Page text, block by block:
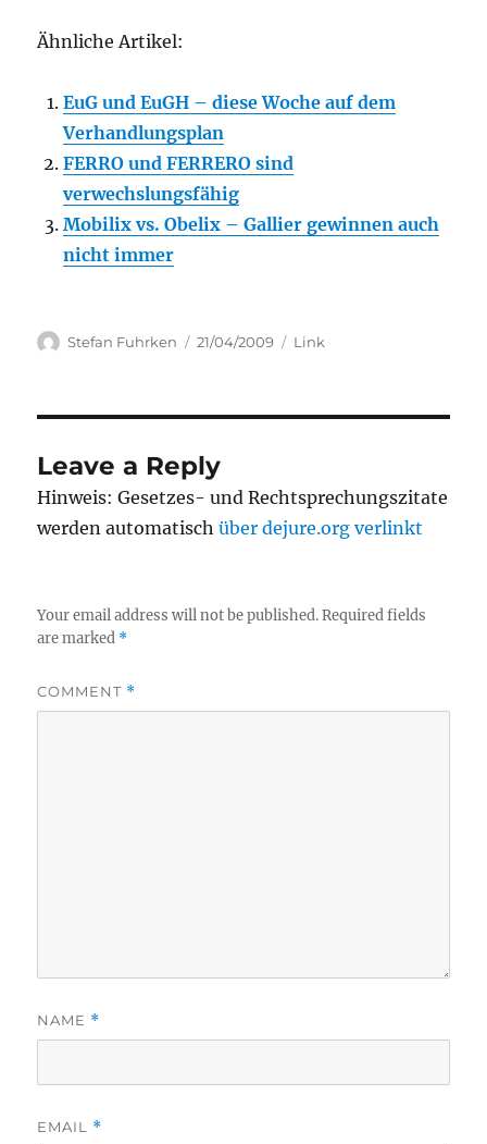
Ähnliche Artikel:
EuG und EuGH – diese Woche auf dem
Verhandlungsplan
FERRO und FERRERO sind
verwechslungsfähig
Mobilix vs. Obelix – Gallier gewinnen auch
nicht immer
Author
Stefan Fuhrken
Posted
21/04/2009 Categories
Link
Leave a Reply
Hinweis: Gesetzes- und Rechtsprechungszitate
werden automatischüber dejure.org verlinkt
Your email address will not be published. Required fields
are marked *
COMMENT *
NAME *
EMAIL *